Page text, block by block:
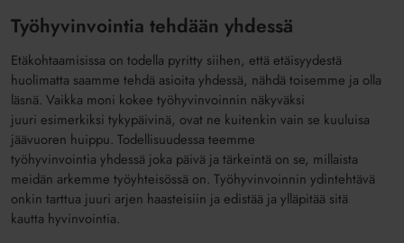
Työhyvinvointia tehdään yhdessä
Etäkohtaamisissa on todella pyritty siihen, että etäisyydestä
huolimatta saamme tehdä asioita yhdessä, nähdä toisemme ja olla
läsnä. Vaikka moni kokee työhyvinvoinnin näkyväksi
juuri esimerkiksi tykypäivinä, ovat ne kuitenkin vain se kuuluisa
jäävuoren huippu. Todellisuudessa teemme
työhyvinvointia yhdessä joka päivä ja tärkeintä on se, millaista
meidän arkemme työyhteisössä on. Työhyvinvoinnin ydintehtävä
onkin tarttua juuri arjen haasteisiin ja edistää ja ylläpitää sitä
kautta hyvinvointia.